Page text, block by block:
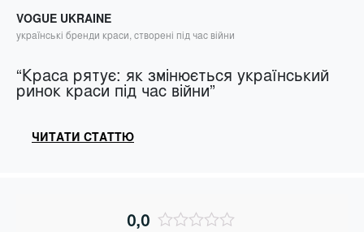
“Краса рятує: як змінюється український
ринок краси під час війни”
VOGUE UKRAINE
українські бренди краси, створені під час війни
ЧИТАТИ СТАТТЮ
0,0